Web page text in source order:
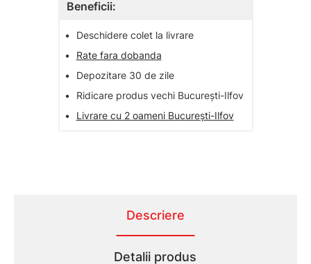
Beneficii:
•
Deschidere colet la livrare
•
Rate fara dobanda
•
Depozitare 30 de zile
•
Ridicare produs vechi București-Ilfov
•
Livrare cu 2 oameni București-Ilfov
Descriere
Detalii produs